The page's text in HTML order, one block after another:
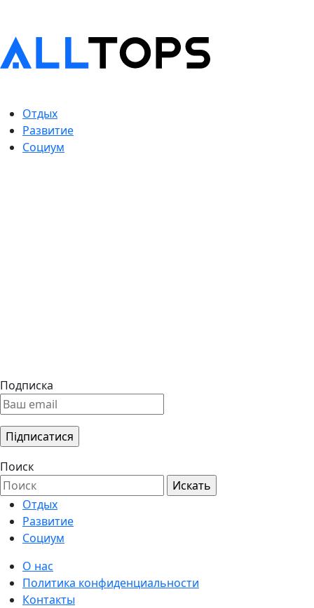
Отдых
Развитие
Социум
Подписка
Поиск
Отдых
Развитие
Социум
О нас
Политика конфиденциальности
Контакты